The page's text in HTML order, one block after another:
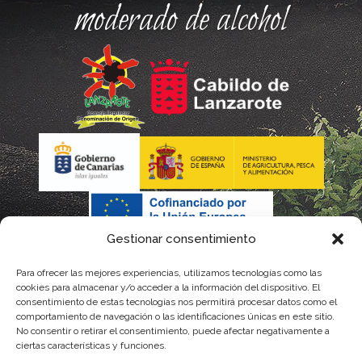
Gestionar consentimiento
Para ofrecer las mejores experiencias, utilizamos tecnologías como las
cookies para almacenar y/o acceder a la información del dispositivo. El
consentimiento de estas tecnologías nos permitirá procesar datos como el
comportamiento de navegación o las identificaciones únicas en este sitio.
No consentir o retirar el consentimiento, puede afectar negativamente a
ciertas características y funciones.
moderado de alcohol
La gestión de la DOP Lanzarote realizada por este Consejo
Regulador es financiada, parcialmente, por el Gobierno de
Canarias